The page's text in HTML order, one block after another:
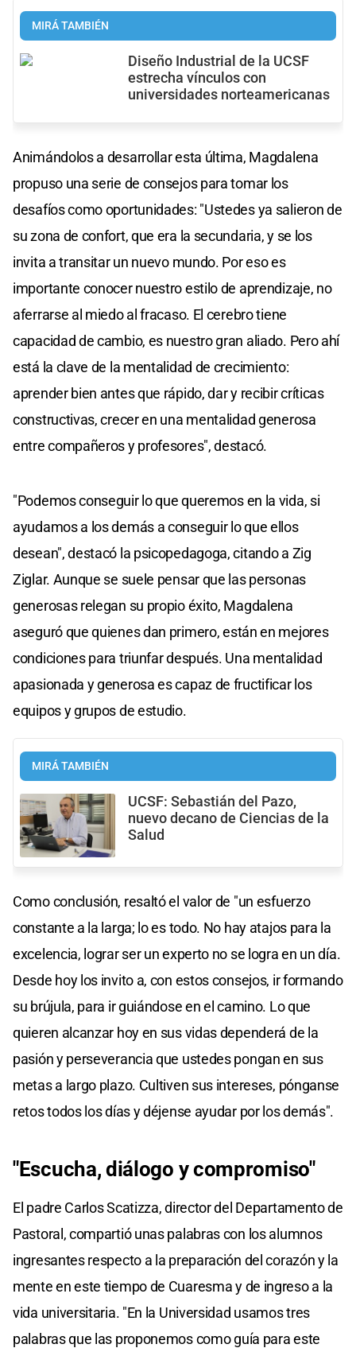
MIRÁ TAMBIÉN
Diseño Industrial de la UCSF
estrecha vínculos con
universidades norteamericanas
Animándolos a desarrollar esta última, Magdalena
propuso una serie de consejos para tomar los
desafíos como oportunidades: "Ustedes ya salieron de
su zona de confort, que era la secundaria, y se los
invita a transitar un nuevo mundo. Por eso es
importante conocer nuestro estilo de aprendizaje, no
aferrarse al miedo al fracaso. El cerebro tiene
capacidad de cambio, es nuestro gran aliado. Pero ahí
está la clave de la mentalidad de crecimiento:
aprender bien antes que rápido, dar y recibir críticas
constructivas, crecer en una mentalidad generosa
entre compañeros y profesores", destacó.
"Podemos conseguir lo que queremos en la vida, si
ayudamos a los demás a conseguir lo que ellos
desean", destacó la psicopedagoga, citando a Zig
Ziglar. Aunque se suele pensar que las personas
generosas relegan su propio éxito, Magdalena
aseguró que quienes dan primero, están en mejores
condiciones para triunfar después. Una mentalidad
apasionada y generosa es capaz de fructificar los
equipos y grupos de estudio.
MIRÁ TAMBIÉN
UCSF: Sebastián del Pazo,
nuevo decano de Ciencias de la
Salud
Como conclusión, resaltó el valor de "un esfuerzo
constante a la larga; lo es todo. No hay atajos para la
excelencia, lograr ser un experto no se logra en un día.
Desde hoy los invito a, con estos consejos, ir formando
su brújula, para ir guiándose en el camino. Lo que
quieren alcanzar hoy en sus vidas dependerá de la
pasión y perseverancia que ustedes pongan en sus
metas a largo plazo. Cultiven sus intereses, pónganse
retos todos los días y déjense ayudar por los demás".
"Escucha, diálogo y compromiso"
El padre Carlos Scatizza, director del Departamento de
Pastoral, compartió unas palabras con los alumnos
ingresantes respecto a la preparación del corazón y la
mente en este tiempo de Cuaresma y de ingreso a la
vida universitaria. "En la Universidad usamos tres
palabras que las proponemos como guía para este